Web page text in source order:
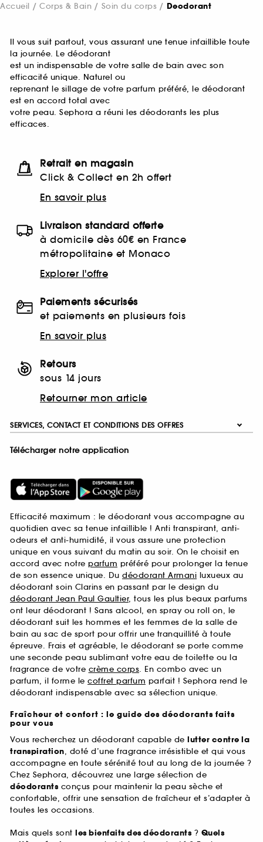
Accueil Corps & Bain Soin du corps Deodorant
Il vous suit partout, vous assurant une tenue infaillible toute
la journée. Le déodorant
est un indispensable de votre salle de bain avec son
efficacité unique. Naturel ou
reprenant le sillage de votre parfum préféré, le déodorant
est en accord total avec
votre peau. Sephora a réuni les déodorants les plus
efficaces.
Retrait en magasin
Click & Collect en 2h offert
En savoir plus
Livraison standard offerte
à domicile dès 60€ en France
métropolitaine et Monaco
Explorer l'offre
Paiements sécurisés
et paiements en plusieurs fois
En savoir plus
Retours
sous 14 jours
Retourner mon article
SERVICES, CONTACT ET CONDITIONS DES OFFRES
Télécharger notre application
Efficacité maximum : le déodorant vous accompagne au
quotidien avec sa tenue infaillible ! Anti transpirant, anti-
odeurs et anti-humidité, il vous assure une protection
unique en vous suivant du matin au soir. On le choisit en
accord avec notre parfum préféré pour prolonger la tenue
de son essence unique. Du déodorant Armani luxueux au
déodorant soin Clarins en passant par le design du
déodorant Jean Paul Gaultier, tous les plus beaux parfums
ont leur déodorant ! Sans alcool, en spray ou roll on, le
déodorant suit les hommes et les femmes de la salle de
bain au sac de sport pour offrir une tranquillité à toute
épreuve. Frais et agréable, le déodorant se porte comme
une seconde peau sublimant votre eau de toilette ou la
fragrance de votre crème corps. En combo avec un
parfum, il forme le coffret parfum parfait ! Sephora rend le
déodorant indispensable avec sa sélection unique.
Fraîcheur et confort : le guide des déodorants faits
pour vous
Vous recherchez un déodorant capable de lutter contre la
transpiration, doté d’une fragrance irrésistible et qui vous
accompagne en toute sérénité tout au long de la journée ?
Chez Sephora, découvrez une large sélection de
déodorantsconçus pour maintenir la peau sèche et
confortable, offrir une sensation de fraîcheur et s’adapter à
toutes les occasions.
Mais quels sont les bienfaits des déodorants? Quels